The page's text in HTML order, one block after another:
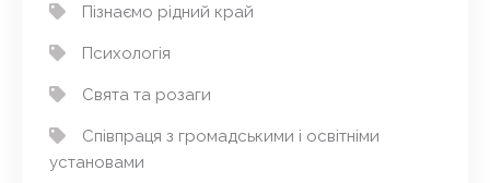
Пізнаємо рідний край
Психологія
Свята та розаги
Співпраця з громадськими і освітніми
установами